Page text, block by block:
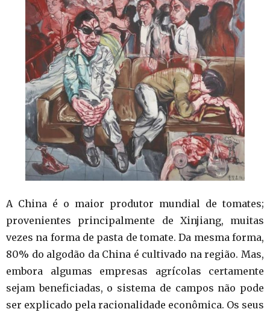
A China é o maior produtor mundial de tomates;
provenientes principalmente de Xinjiang, muitas
vezes na forma de pasta de tomate. Da mesma forma,
80% do algodão da China é cultivado na região. Mas,
embora algumas empresas agrícolas certamente
sejam beneficiadas, o sistema de campos não pode
ser explicado pela racionalidade econômica. Os seus